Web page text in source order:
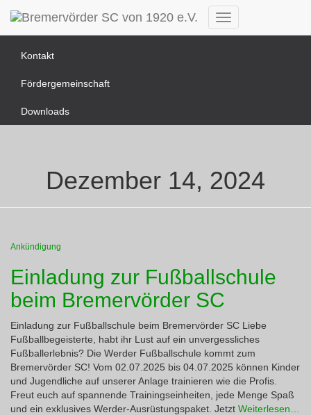
Kontakt
Fördergemeinschaft
Downloads
Navigation
Dezember 14, 2024
Ankündigung
Einladung zur Fußballschule
beim Bremervörder SC
Einladung zur Fußballschule beim Bremervörder SC Liebe
Fußballbegeisterte, habt ihr Lust auf ein unvergessliches
Fußballerlebnis? Die Werder Fußballschule kommt zum
Bremervörder SC! Vom 02.07.2025 bis 04.07.2025 können Kinder
und Jugendliche auf unserer Anlage trainieren wie die Profis.
Freut euch auf spannende Trainingseinheiten, jede Menge Spaß
und ein exklusives Werder-Ausrüstungspaket. Jetzt Weiterlesen…